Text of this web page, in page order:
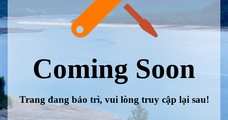
Coming Soon
Trang đang bảo trì, vui lòng truy cập lại sau!